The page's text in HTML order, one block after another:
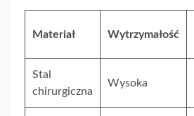
Materiał Wytrzymałość
Stal
chirurgiczna
Wysoka